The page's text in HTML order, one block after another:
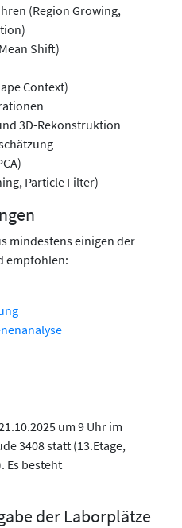
(Region Growing,
Shift)
Context)
3D-Rekonstruktion
Particle Filter)
mindestens einigen der
empfohlen:
um 9 Uhr im
3408 statt (13.Etage,
Es besteht
der Laborplätze